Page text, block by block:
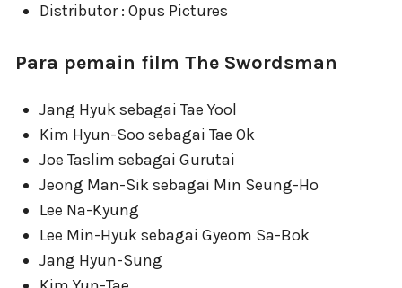
Distributor : Opus Pictures
Para pemain film The Swordsman
Jang Hyuk sebagai Tae Yool
Kim Hyun-Soo sebagai Tae Ok
Joe Taslim sebagai Gurutai
Jeong Man-Sik sebagai Min Seung-Ho
Lee Na-Kyung
Lee Min-Hyuk sebagai Gyeom Sa-Bok
Jang Hyun-Sung